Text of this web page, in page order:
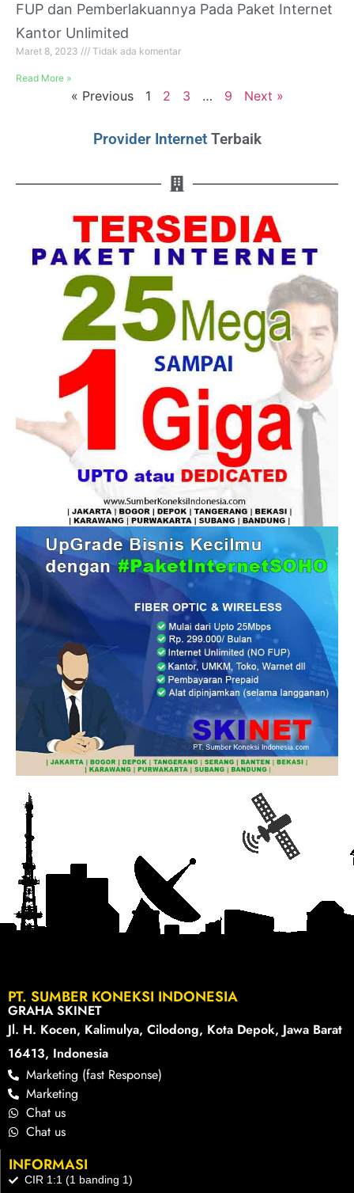
FUP dan Pemberlakuannya Pada Paket Internet
Kantor Unlimited
Maret 8, 2023 Tidak ada komentar
Read More »
« Previous 1 2 3 … 9 Next »
Provider Internet Terbaik
PT. SUMBER KONEKSI INDONESIA
GRAHA SKINET
Jl. H. Kocen, Kalimulya, Cilodong, Kota Depok, Jawa Barat
16413, Indonesia
Marketing (fast Response)
Marketing
Chat us
Chat us
INFORMASI
CIR 1:1 (1 banding 1)